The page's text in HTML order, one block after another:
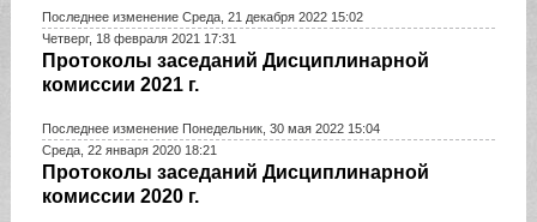
Последнее изменение Среда, 21 декабря 2022 15:02
Четверг, 18 февраля 2021 17:31
Протоколы заседаний Дисциплинарной
комиссии 2021 г.
Последнее изменение Понедельник, 30 мая 2022 15:04
Среда, 22 января 2020 18:21
Протоколы заседаний Дисциплинарной
комиссии 2020 г.